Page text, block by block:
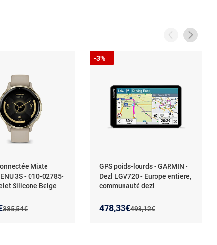
Mixte
3S - 010-02785-
Silicone Beige
Ancien prix :
385,54€
prix :
de :
GPS poids-lourds - GARMIN -
Dezl LGV720 - Europe entiere,
communauté dezl
Ancien prix :
493,12€
Nouveau prix :
478,33€
Réduction de :
-3%